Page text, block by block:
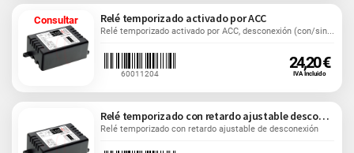
Consultar Relé temporizado activado por ACC
Relé temporizado activado por ACC, desconexión (con/sin...
60011204
24,20 €
IVA Incluido
Relé temporizado con retardo ajustable desconexión
Relé temporizado con retardo ajustable de desconexión